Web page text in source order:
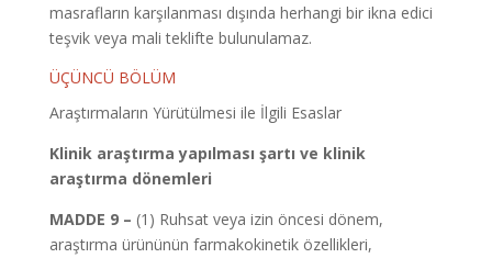
masrafların karşılanması dışında herhangi bir ikna edici
teşvik veya mali teklifte bulunulamaz.
ÜÇÜNCÜ BÖLÜM
Araştırmaların Yürütülmesi ile İlgili Esaslar
Klinik araştırma yapılması şartı ve klinik
araştırma dönemleri
MADDE 9 – (1) Ruhsat veya izin öncesi dönem,
araştırma ürününün farmakokinetik özellikleri,